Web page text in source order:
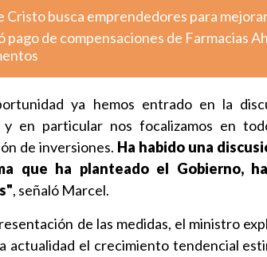
Cristo busca emprendedores para
pago de compensaciones de Farmacias
ya hemos entrado en la
y en particular nos focalizamos en
de inversiones. Ha habido una
que ha planteado el Gobierno,
, señaló Marcel.
de las medidas, el ministro
actualidad el crecimiento tendencial